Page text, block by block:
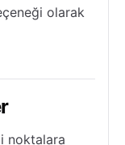
olarak
noktalara